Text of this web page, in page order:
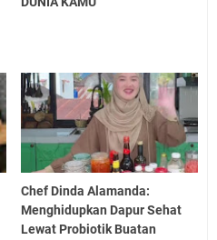
Chef Dinda Alamanda:
Menghidupkan Dapur Sehat
Lewat Probiotik Buatan